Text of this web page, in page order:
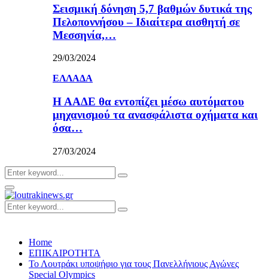
Σεισμική δόνηση 5,7 βαθμών δυτικά της
Πελοποννήσου – Ιδιαίτερα αισθητή σε
Μεσσηνία,…
29/03/2024
ΕΛΛΑΔΑ
Η ΑΑΔΕ θα εντοπίζει μέσω αυτόματου
μηχανισμού τα ανασφάλιστα οχήματα και
όσα…
27/03/2024
Search
for:
Search
Primary
Menu
Search
for:
Search
Home
ΕΠΙΚΑΙΡΟΤΗΤΑ
Το Λουτράκι υποψήφιο για τους Πανελλήνιους Αγώνες
Special Olympics